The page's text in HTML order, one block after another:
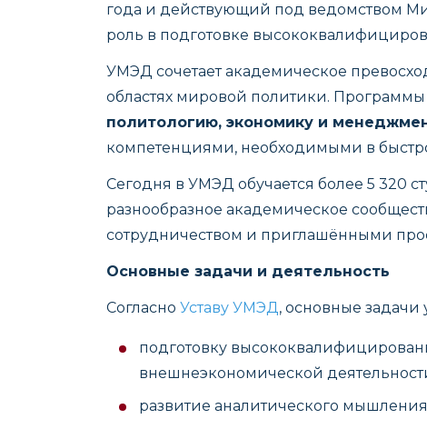
года и действующий под ведомством
роль в подготовке
УМЭД сочетает академическое
областях мировой политики. Программы
политологию, экономику и
компетенциями, необходимыми в
Сегодня в УМЭД обучается более 5 320
разнообразное академическое
сотрудничеством и приглашёнными
Основные задачи и деятельность
Согласно Уставу УМЭД, основные задачи
подготовку
внешнеэкономической
развитие аналитического